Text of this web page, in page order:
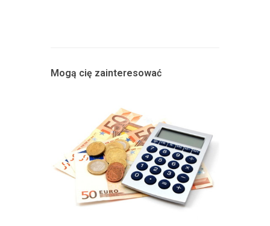
Mogą cię zainteresować